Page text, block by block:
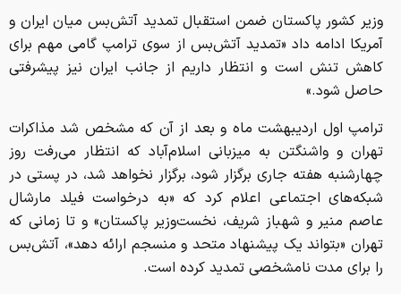
وزیر کشور پاکستان ضمن استقبال تمدید آتش‌بس میان ایران و
آمریکا ادامه داد «تمدید آتش‌بس از سوی ترامپ گامی مهم برای
کاهش تنش است و انتظار داریم از جانب ایران نیز پیشرفتی
حاصل شود.»
ترامپ اول اردیبهشت ماه و بعد از آن که مشخص شد مذاکرات
تهران و واشنگتن به میزبانی اسلام‌آباد که انتظار می‌رفت روز
چهارشنبه هفته جاری برگزار شود، برگزار نخواهد شد، در پستی در
شبکه‌های اجتماعی اعلام کرد که «به درخواست فیلد مارشال
عاصم منیر و شهباز شریف، نخست‌وزیر پاکستان» و تا زمانی که
تهران «بتواند یک پیشنهاد متحد و منسجم ارائه دهد»، آتش‌بس
را برای مدت نامشخصی تمدید کرده است.